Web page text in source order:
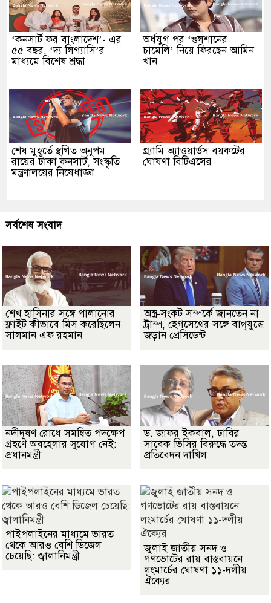
‘কনসার্ট ফর বাংলাদেশ’- এর
৫৫ বছর, ‘দ্য লিগ্যাসি’র
মাধ্যমে বিশেষ শ্রদ্ধা
অর্ধযুগ পর ‘গুলশানের
চামেলি’ নিয়ে ফিরছেন আমিন
খান
শেষ মুহূর্তে স্থগিত অনুপম
রায়ের ঢাকা কনসার্ট, সংস্কৃতি
মন্ত্রণালয়ের নিষেধাজ্ঞা
গ্র্যামি অ্যাওয়ার্ডস বয়কটের
ঘোষণা বিটিএসের
সর্বশেষ সংবাদ
শেখ হাসিনার সঙ্গে পালানোর
ফ্লাইট কীভাবে মিস করেছিলেন
সালমান এফ রহমান
অস্ত্র-সংকট সম্পর্কে জানতেন না
ট্রাম্প, হেগসেথের সঙ্গে বাগ্‌যুদ্ধে
জড়ান প্রেসিডেন্ট
নদীদূষণ রোধে সমন্বিত পদক্ষেপ
গ্রহণে অবহেলার সুযোগ নেই:
প্রধানমন্ত্রী
ড. জাফর ইকবাল, ঢাবির
সাবেক ভিসির বিরুদ্ধে তদন্ত
প্রতিবেদন দাখিল
পাইপলাইনের মাধ্যমে ভারত
থেকে আরও বেশি ডিজেল
চেয়েছি: জ্বালানিমন্ত্রী
জুলাই জাতীয় সনদ ও
গণভোটের রায় বাস্তবায়নে
লংমার্চের ঘোষণা ১১-দলীয়
ঐক্যের